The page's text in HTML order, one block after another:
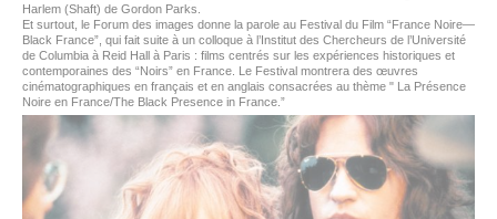
Harlem (Shaft) de Gordon Parks.
Et surtout, le Forum des images donne la parole au Festival du Film “France Noire—
Black France”, qui fait suite à un colloque à l’Institut des Chercheurs de l’Université
de Columbia à Reid Hall à Paris : films centrés sur les expériences historiques et
contemporaines des “Noirs” en France. Le Festival montrera des œuvres
cinématographiques en français et en anglais consacrées au thème " La Présence
Noire en France/The Black Presence in France.”